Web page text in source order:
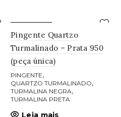
Pingente Quartzo
Turmalinado – Prata 950
(peça única)
PINGENTE,
QUARTZO TURMALINADO,
TURMALINA NEGRA,
TURMALINA PRETA
Leia mais